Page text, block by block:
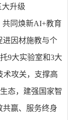
大升级
共同焕新AI+教育
进因材施教与个
9大实验室和3大
术攻关，支撑高
态，建强国家智
共赢、服务终身